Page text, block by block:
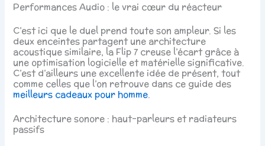
Performances Audio : le vrai cœur du réacteur
C’est ici que le duel prend toute son ampleur. Si les
deux enceintes partagent une architecture
acoustique similaire, la Flip 7 creuse l’écart grâce à
une optimisation logicielle et matérielle significative.
C’est d’ailleurs une excellente idée de présent, tout
comme celles que l’on retrouve dans ce guide des
meilleurs cadeaux pour homme.
Architecture sonore : haut-parleurs et radiateurs
passifs